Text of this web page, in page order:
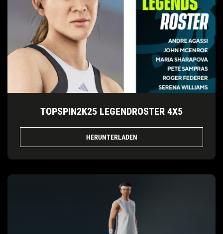
TOPSPIN2K25 LEGENDROSTER 4X5
HERUNTERLADEN